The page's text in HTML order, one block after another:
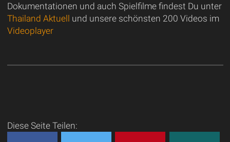
Dokumentationen und auch Spielfilme findest Du unter
Thailand Aktuell
und unsere schönsten 200 Videos im
Videoplayer
Diese Seite Teilen: